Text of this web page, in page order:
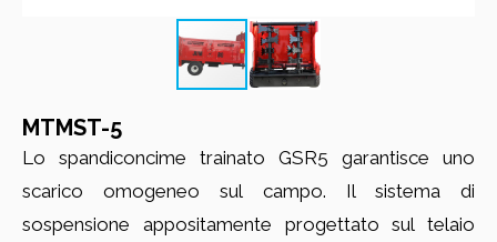
MTMST-5
Lo spandiconcime trainato GSR5 garantisce uno
scarico omogeneo sul campo. Il sistema di
sospensione appositamente progettato sul telaio